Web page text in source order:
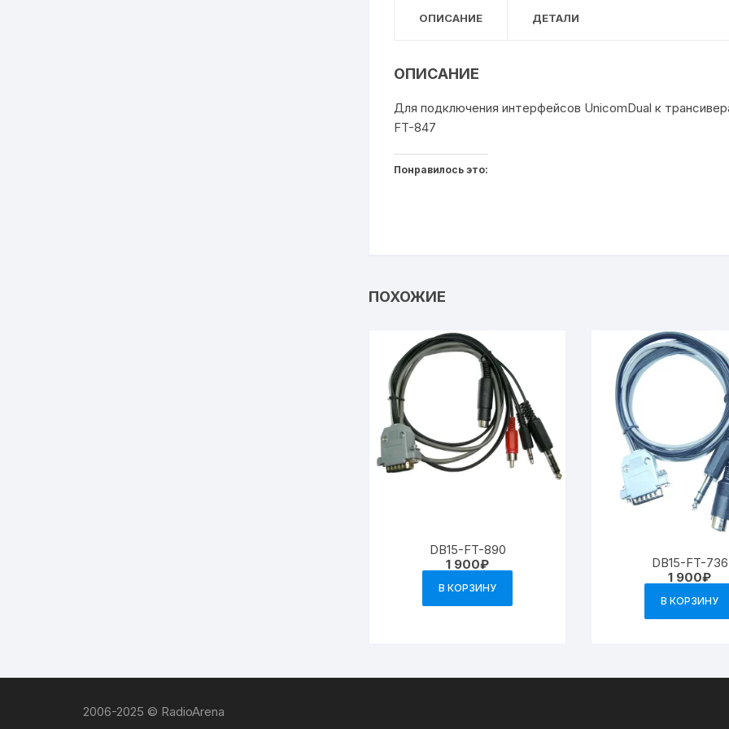
ОПИСАНИЕ ДЕТАЛИ
ОПИСАНИЕ
Для подключения интерфейсов UnicomDual к
FT-847
Понравилось это:
ПОХОЖИЕ
DB15-FT-890
1 900₽
В КОРЗИНУ
DB15-FT-736
1 900₽
В КОРЗИНУ
2006-2025 © RadioArena